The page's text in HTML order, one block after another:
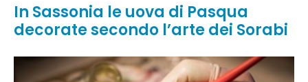
In Sassonia le uova di Pasqua
decorate secondo l’arte dei Sorabi